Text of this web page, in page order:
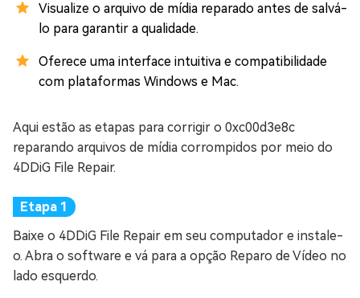
Visualize o arquivo de mídia reparado antes de salvá-
lo para garantir a qualidade.
Oferece uma interface intuitiva e compatibilidade
com plataformas Windows e Mac.
Aqui estão as etapas para corrigir o 0xc00d3e8c
reparando arquivos de mídia corrompidos por meio do
4DDiG File Repair.
Baixe o 4DDiG File Repair em seu computador e instale-
o. Abra o software e vá para a opção Reparo de Vídeo no
lado esquerdo.